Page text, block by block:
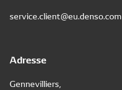
service.client@eu.denso.com
Adresse
Gennevilliers,